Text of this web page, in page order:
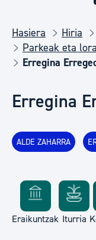
Hasiera Hiria
Parkeak eta
Erregina
Erregina
ALDE ZAHARRA
Eraikuntzak Iturria